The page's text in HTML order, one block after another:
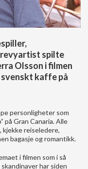
spilte
Olsson i filmen
kaffe på
personligheter som
på Gran Canaria. Alle
reiseledere,
bagasje og romantikk.
i filmen som i så
har siden